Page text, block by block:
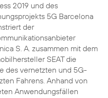
2019 und des
5G Barcelona
der
S. A. zusammen mit dem
SEAT die
des vernetzten und 5G-
Fahrens. Anhand von
Anwendungsfällen